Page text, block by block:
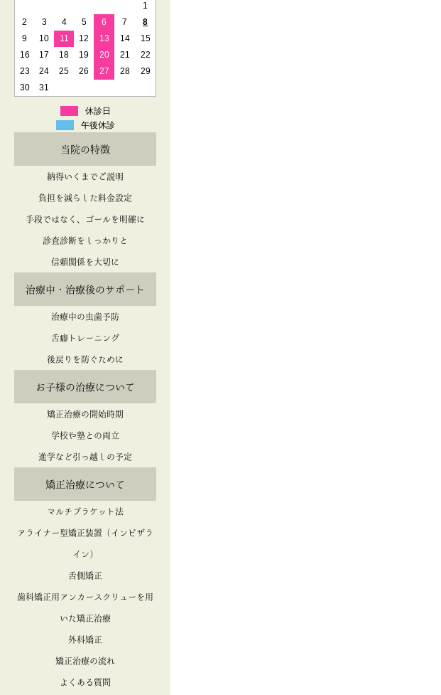
1
2
3 4 5 6 7
8
9
10 11 12 13 14
15
16
17 18 19 20 21
22
23
24 25 26 27 28
29
30
31
休診日
午後休診
当院の特徴
納得いくまでご説明
負担を減らした料金設定
手段ではなく、ゴールを明確に
診査診断をしっかりと
信頼関係を大切に
治療中・治療後のサポート
治療中の虫歯予防
舌癖トレーニング
後戻りを防ぐために
お子様の治療について
矯正治療の開始時期
学校や塾との両立
進学など引っ越しの予定
矯正治療について
マルチブラケット法
アライナー型矯正装置（インビザラ
イン）
舌側矯正
歯科矯正用アンカースクリューを用
いた矯正治療
外科矯正
矯正治療の流れ
よくある質問